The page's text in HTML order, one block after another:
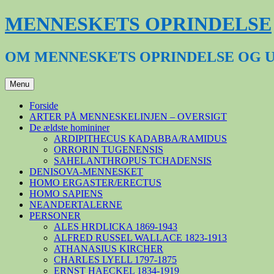
Hop
til
MENNESKETS OPRINDELSE
OM MENNESKETS OPRINDELSE OG
Menu
Forside
ARTER PÅ MENNESKELINJEN – OVERSIGT
De ældste homininer
ARDIPITHECUS KADABBA/RAMIDUS
ORRORIN TUGENENSIS
SAHELANTHROPUS TCHADENSIS
DENISOVA-MENNESKET
HOMO ERGASTER/ERECTUS
HOMO SAPIENS
NEANDERTALERNE
PERSONER
ALES HRDLICKA 1869-1943
ALFRED RUSSEL WALLACE 1823-1913
ATHANASIUS KIRCHER
CHARLES LYELL 1797-1875
ERNST HAECKEL 1834-1919